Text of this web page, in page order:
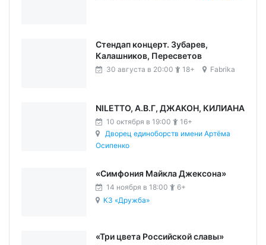
Стендап концерт. Зубарев,
Калашников, Пересветов
30 августа в 20:00 18+ Fabrika
NILETTO, А.В.Г, ДЖАКОН, КИЛИАНА
10 октября в 19:00
16+
Дворец единоборств имени Артёма
Осипенко
«Симфония Майкла Джексона»
14 ноября в 18:00
6+
КЗ «Дружба»
«Три цвета Российской славы»